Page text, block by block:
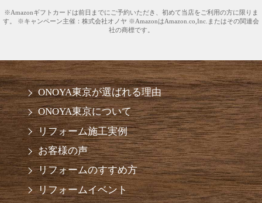
※Amazonギフトカードは前日までにご予約いただき、初めて当店をご利用の方に限りま
す。 ※キャンペーン主催：株式会社オノヤ ※AmazonはAmazon.co,Inc.またはその関連会
社の商標です。
ONOYA東京が選ばれる理由
ONOYA東京について
リフォーム施工実例
お客様の声
リフォームのすすめ方
リフォームイベント